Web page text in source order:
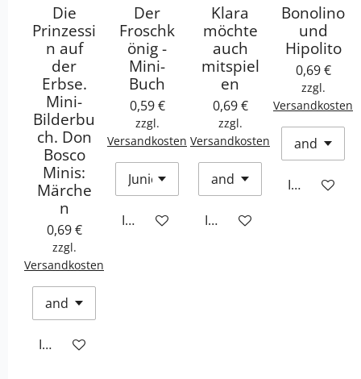
Die
Prinzessi
n auf
der
Erbse.
Mini-
Bilderbu
ch. Don
Bosco
Minis:
Märche
n
0,69 €
zzgl.
Versandkosten
In den Warenkorb
Der
Froschk
önig -
Mini-
Buch
0,59 €
zzgl.
Versandkosten
In den Warenkorb
Klara
möchte
auch
mitspiel
en
0,69 €
zzgl.
Versandkosten
In den Warenkorb
Bonolino
und
Hipolito
0,69 €
zzgl.
Versandkosten
In den